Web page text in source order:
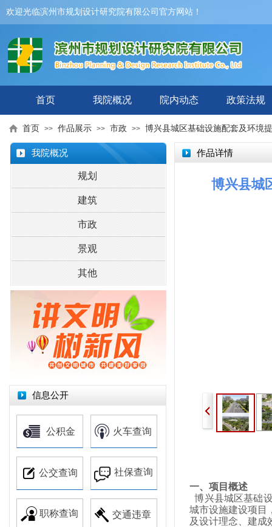
欢迎光临滨州市规划设计研究院有限公司官方网站！
首页 我院概况 院内动态 政策法规
首页 >> 作品展示 >> 市政 >> 博兴县城区基础设施配套及环境
我院概况 作品详情
规划
建筑
市政
景观
其他
博兴县城
一、项目概述
博兴县城区基础
城市设施建设项目
及设计理念、建成
信息公开
火车查询
公积金
社保查询
公交查询
职称查询 交通违章